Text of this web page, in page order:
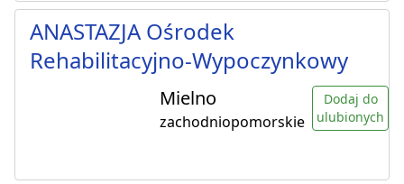
ANASTAZJA Ośrodek
Rehabilitacyjno-Wypoczynkowy
Mielno
zachodniopomorskie
Dodaj do
ulubionych